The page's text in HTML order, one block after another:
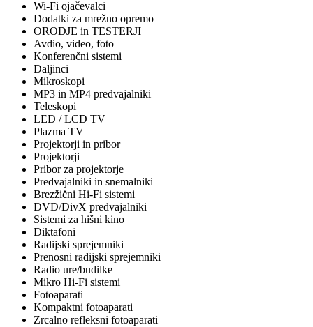
Wi-Fi ojačevalci
Dodatki za mrežno opremo
ORODJE in TESTERJI
Avdio, video, foto
Konferenčni sistemi
Daljinci
Mikroskopi
MP3 in MP4 predvajalniki
Teleskopi
LED / LCD TV
Plazma TV
Projektorji in pribor
Projektorji
Pribor za projektorje
Predvajalniki in snemalniki
Brezžični Hi-Fi sistemi
DVD/DivX predvajalniki
Sistemi za hišni kino
Diktafoni
Radijski sprejemniki
Prenosni radijski sprejemniki
Radio ure/budilke
Mikro Hi-Fi sistemi
Fotoaparati
Kompaktni fotoaparati
Zrcalno refleksni fotoaparati